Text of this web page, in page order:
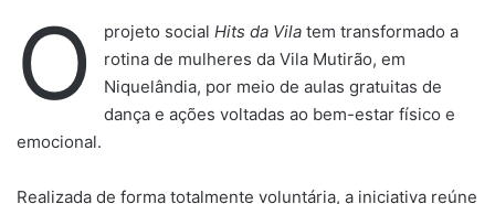
O projeto social Hits da Vila tem transformado a
rotina de mulheres da Vila Mutirão, em
Niquelândia, por meio de aulas gratuitas de
dança e ações voltadas ao bem-estar físico e
emocional.
Realizada de forma totalmente voluntária, a iniciativa reúne